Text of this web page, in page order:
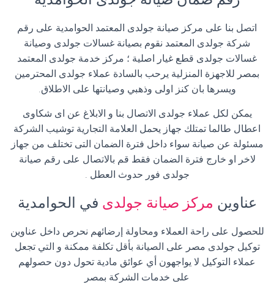
اتصل بنا على مركز صيانة جولدى المعتمد الحوامدية على رقم
شركة جولدى المعتمد نقوم بصيانة غسالات جولدى وصيانة
غسالات جولدى قطع غيار اصلية ؛ مركز خدمة جولدى المعتمد
بمصر للاجهزة المنزلية يرحب بالسادة عملاء جولدى المحترمين
ويسرها بان كنز اولى وذهبي وصيانتها على الاطلاق
يمكن لكل عملاء جولدى الاتصال بنا و الابلاغ عن اى شكاوى
اعطال طالما تمتلك جهاز يحمل العلامة التجارية توشيب الشركة
مسئولة عن صيانة سواء داخل فترة الضمان التى تختلف من جهاز
لاخر او خارج فترة الضمان فقط قم بالاتصال على رقم صيانة
جولدى فور حدوث العطل
عناوين مركز صيانة جولدى في الحوامدية
للحصول على راحة العملاء ومحاولة إرضائهم نحرص داخل عناوين
توكيل جولدى مصر على الصيانة بأقل تكلفة ممكنة و التي تجعل
عملاء التوكيل لا يواجهون أي عوائق مادية تحول دون حصولهم
على خدمات الشركة بمصر